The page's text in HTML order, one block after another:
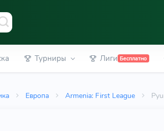
Турниры Лиги Бесплатно
Европа Armenia: First League